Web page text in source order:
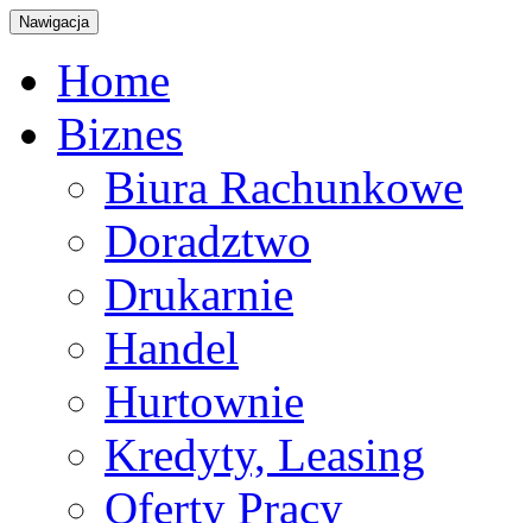
Nawigacja
Home
Biznes
Biura Rachunkowe
Doradztwo
Drukarnie
Handel
Hurtownie
Kredyty, Leasing
Oferty Pracy